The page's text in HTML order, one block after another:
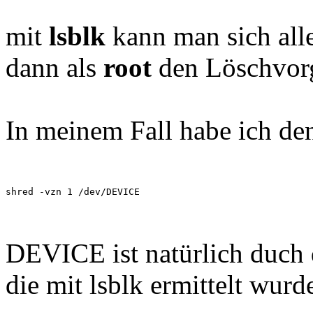
mit lsblk kann man sich
dann als root den
In meinem Fall habe ich
shred -vzn 1 /dev/DEVICE
DEVICE ist natürlich duch
die mit lsblk ermittelt